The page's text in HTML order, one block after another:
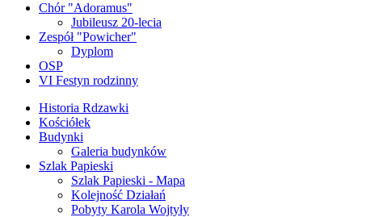
Chór "Adoramus"
Jubileusz 20-lecia
Zespół "Powicher"
Dyplom
OSP
VI Festyn rodzinny
Historia Rdzawki
Kościółek
Budynki
Galeria budynków
Szlak Papieski
Szlak Papieski - Mapa
Kolejność Działań
Pobyty Karola Wojtyły